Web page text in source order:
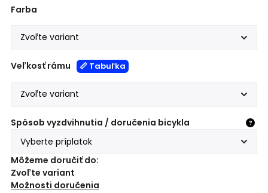
Farba
Veľkosť rámu 📏 Tabuľka
Spôsob vyzdvihnutia / doručenia bicykla ?
Môžeme doručiť do:
Zvoľte variant
Možnosti doručenia